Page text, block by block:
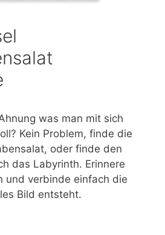
was man mit sich
Kein Problem, finde die
oder finde den
das Labyrinth. Erinnere
und verbinde einfach die
Bild entsteht.